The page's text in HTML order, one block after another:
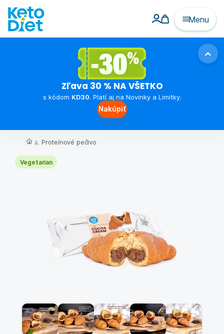
Menu
Zľava 30 % NA VŠETKO
s kódom KD30. Platí aj na Novinky a Limitky.
Nakúpiť
... Proteínové pečivo
Vegetarian